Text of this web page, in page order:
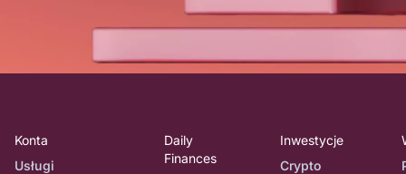
Konta
Usługi
Daily
Finances
Inwestycje
Crypto